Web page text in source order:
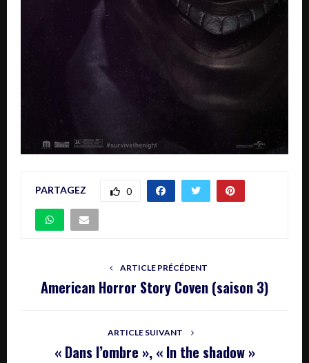
PARTAGEZ 0
ARTICLE PRÉCÉDENT
American Horror Story Coven (saison 3)
ARTICLE SUIVANT
« Dans l’ombre », « In the shadow »